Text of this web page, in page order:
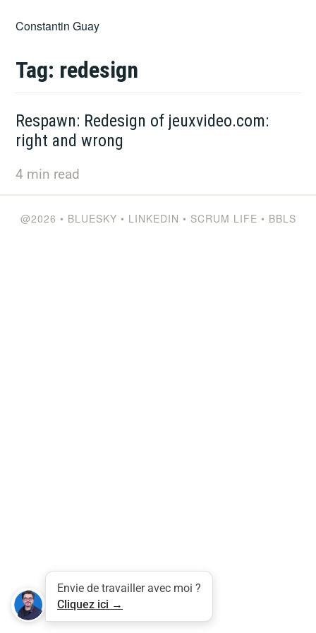
Constantin Guay
Tag: redesign
Respawn: Redesign of jeuxvideo.com:
right and wrong
4 min read
@2026 • BLUESKY • LINKEDIN • SCRUM LIFE • BBLS
Envie de travailler avec moi ?
Cliquez ici →